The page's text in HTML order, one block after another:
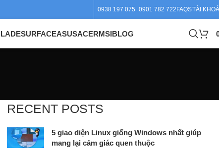
0938 197 075 0901 782 722 FAQSTÀI
SURFACEASUSACERMSIBLOG
RECENT POSTS
5 giao diện Linux giống Windows nhất giúp
mang lại cảm giác quen thuộc